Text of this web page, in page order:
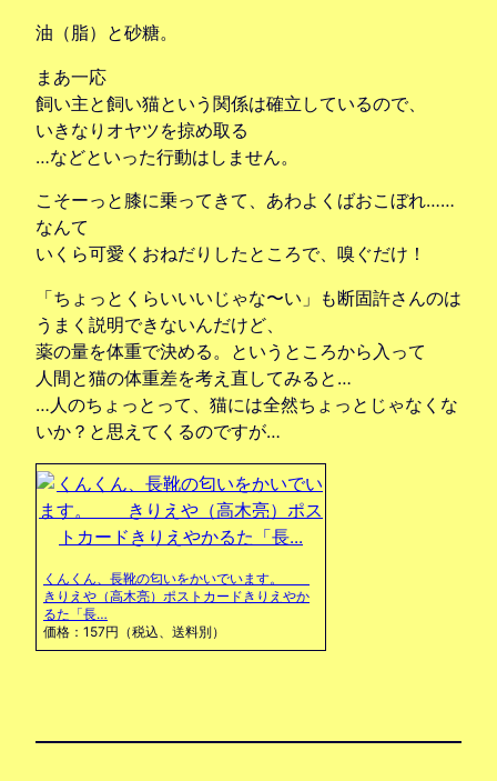
油（脂）と砂糖。
まあ一応
飼い主と飼い猫という関係は確立しているので、
いきなりオヤツを掠め取る
…などといった行動はしません。
こそーっと膝に乗ってきて、あわよくばおこぼれ……
なんて
いくら可愛くおねだりしたところで、嗅ぐだけ！
「ちょっとくらいいいじゃな〜い」も断固許さんのは
うまく説明できないんだけど、
薬の量を体重で決める。というところから入って
人間と猫の体重差を考え直してみると…
…人のちょっとって、猫には全然ちょっとじゃなくな
いか？と思えてくるのですが…
くんくん、長靴の匂いをかいでいます。
きりえや（高木亮）ポストカードきりえやか
るた「長…
価格：157円（税込、送料別）